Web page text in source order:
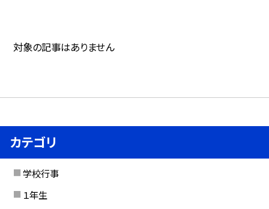
対象の記事はありません
カテゴリ
学校行事
１年生